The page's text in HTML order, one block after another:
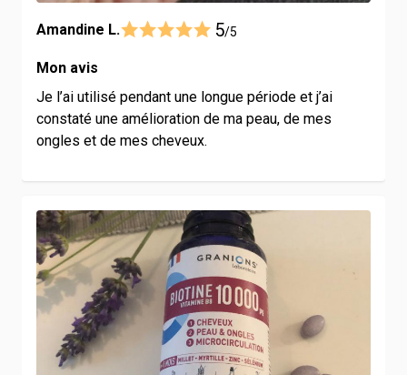
Amandine L. 5/5
Mon avis
Je l’ai utilisé pendant une longue période et j’ai
constaté une amélioration de ma peau, de mes
ongles et de mes cheveux.